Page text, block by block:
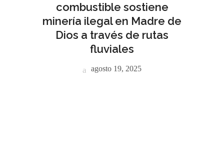
combustible sostiene
minería ilegal en Madre de
Dios a través de rutas
fluviales
agosto 19, 2025